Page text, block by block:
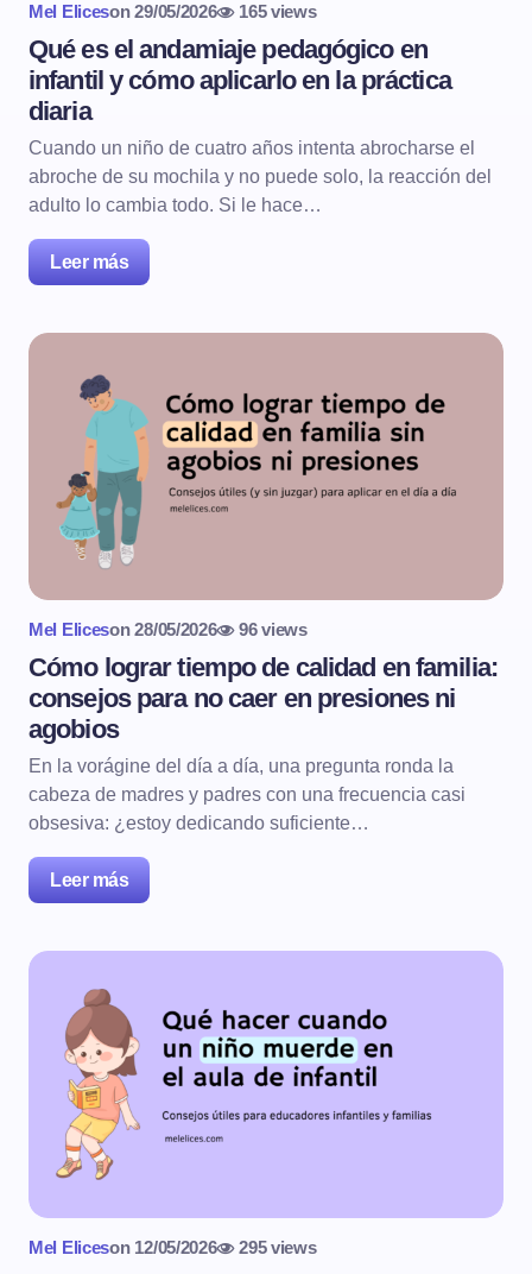
Mel Eliceson 29/05/2026 165 views
Qué es el andamiaje pedagógico en
infantil y cómo aplicarlo en la práctica
diaria
Cuando un niño de cuatro años intenta abrocharse el
abroche de su mochila y no puede solo, la reacción del
adulto lo cambia todo. Si le hace…
Leer más
Mel Eliceson 28/05/2026 96 views
Cómo lograr tiempo de calidad en familia:
consejos para no caer en presiones ni
agobios
En la vorágine del día a día, una pregunta ronda la
cabeza de madres y padres con una frecuencia casi
obsesiva: ¿estoy dedicando suficiente…
Leer más
Mel Eliceson 12/05/2026 295 views